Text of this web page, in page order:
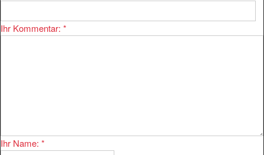
Ihr Kommentar: *
Ihr Name: *